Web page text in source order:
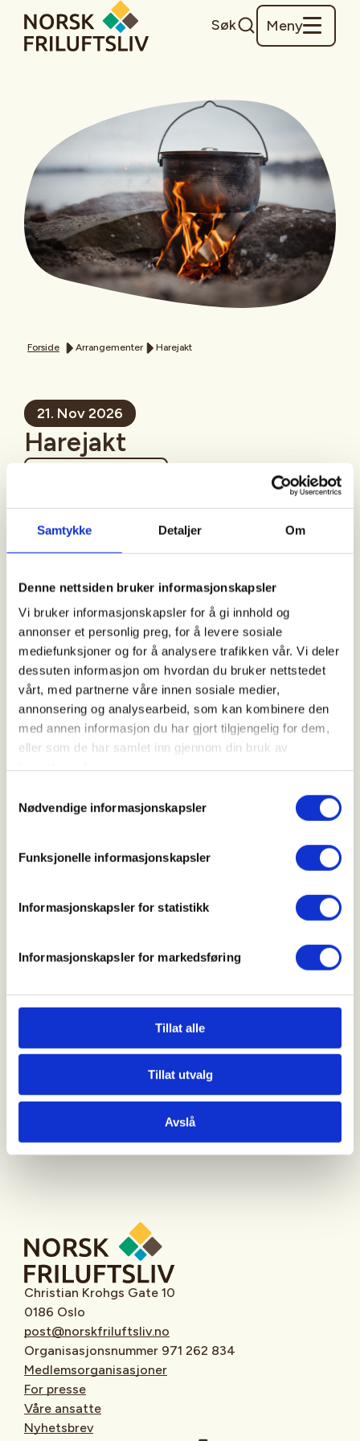
Samtykke Detaljer Om
Denne nettsiden bruker informasjonskapsler
Vi bruker informasjonskapsler for å gi innhold og
annonser et personlig preg, for å levere sosiale
mediefunksjoner og for å analysere trafikken vår. Vi deler
dessuten informasjon om hvordan du bruker nettstedet
vårt, med partnerne våre innen sosiale medier,
annonsering og analysearbeid, som kan kombinere den
med annen informasjon du har gjort tilgjengelig for dem,
eller som de har samlet inn gjennom din bruk av
Nødvendige informasjonskapsler
Funksjonelle informasjonskapsler
Informasjonskapsler for statistikk
Informasjonskapsler for markedsføring
Tillat alle
Tillat utvalg
Avslå
Søk Meny
Forside Arrangementer Harejakt
21. Nov 2026
Harejakt
Evje Og Hornnes
Tid
21. Nov 2026
Kl. 09.00 - 16.00
Evje og Hornnes JFL
https://97589890
Oppmøtested
Christian Krohgs Gate 10
0186 Oslo
post@norskfriluftsliv.no
Organisasjonsnummer 971 262 834
Medlemsorganisasjoner
For presse
Våre ansatte
Nyhetsbrev